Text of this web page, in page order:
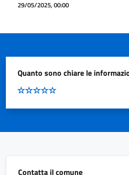
29/05/2025, 00:00
Quanto sono chiare le
Contatta il comune